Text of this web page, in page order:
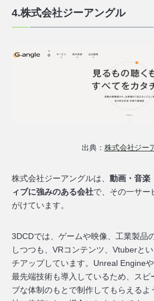
4.株式会社ジーアングル
出典： 株式会社ジー
株式会社ジーアングルは、 動画・音楽
ィブに強みのある会社で、その一サー
がけています。
3DCDでは、ゲームや映像、工業製品
しつつも、VRコンテンツ、Vtuberと
チアップしています。Unreal Engine
最先端技術も導入しているため、 スピ
ブな体制のもとで制作してもらえ るよ